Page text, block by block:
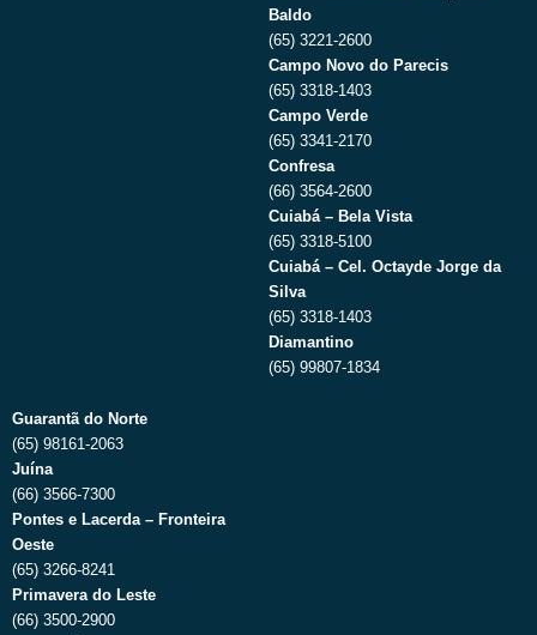
Baldo
(65) 3221-2600
Campo Novo do Parecis
(65) 3318-1403
Campo Verde
(65) 3341-2170
Confresa
(66) 3564-2600
Cuiabá – Bela Vista
(65) 3318-5100
Cuiabá – Cel. Octayde Jorge da
Silva
(65) 3318-1403
Diamantino
(65) 99807-1834
Guarantã do Norte
(65) 98161-2063
Juína
(66) 3566-7300
Pontes e Lacerda – Fronteira
Oeste
(65) 3266-8241
Primavera do Leste
(66) 3500-2900